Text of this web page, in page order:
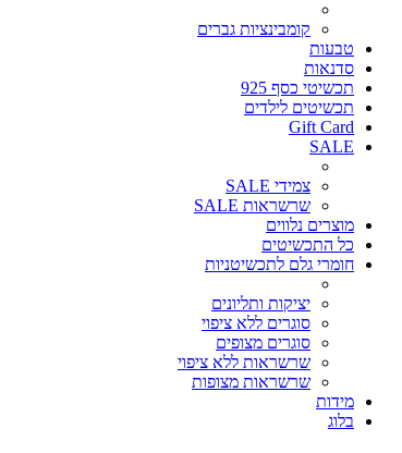
קומבינציות גברים
טבעות
סדנאות
תכשיטי כסף 925
תכשיטים לילדים
Gift Card
SALE
צמידי SALE
שרשראות SALE
מוצרים נלווים
כל התכשיטים
חומרי גלם לתכשיטניות
יציקות ותליונים
סוגרים ללא ציפוי
סוגרים מצופים
שרשראות ללא ציפוי
שרשראות מצופות
מידות
בלוג